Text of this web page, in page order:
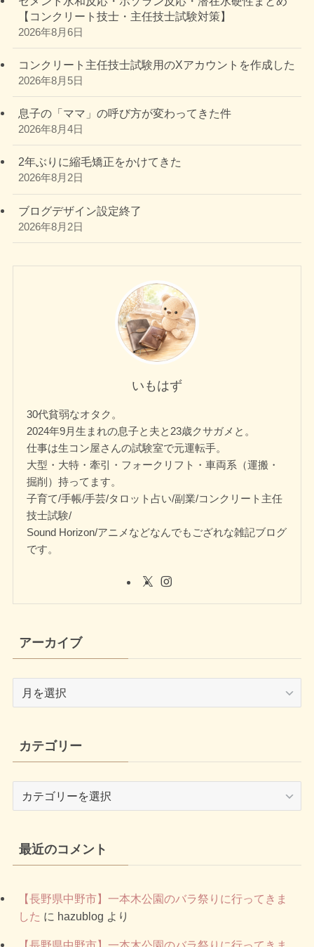
【コンクリート技士・主任技士試験対策】
2026年8月6日
コンクリート主任技士試験用のXアカウントを作成した
2026年8月5日
息子の「ママ」の呼び方が変わってきた件
2026年8月4日
2年ぶりに縮毛矯正をかけてきた
2026年8月2日
ブログデザイン設定終了
2026年8月2日
いもはず
30代貧弱なオタク。
2024年9月生まれの息子と夫と23歳クサガメと。
仕事は生コン屋さんの試験室で元運転手。
大型・大特・牽引・フォークリフト・車両系（運搬・
掘削）持ってます。
子育て/手帳/手芸/タロット占い/副業/コンクリート主任
技士試験/
Sound Horizon/アニメなどなんでもござれな雑記ブログ
です。
アーカイブ
ブ
カテゴリー
リ
最近のコメント
【長野県中野市】一本木公園のバラ祭りに行ってきま
した に hazublog より